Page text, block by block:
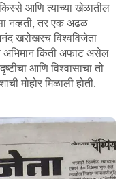
आणि त्याच्या खेळातील
नव्हती, तर एक अढळ
खरोखरच विश्वविजेता
अभिमान किती अफाट असेल
आणि विश्वासाचा तो
मोहोर मिळाली होती.